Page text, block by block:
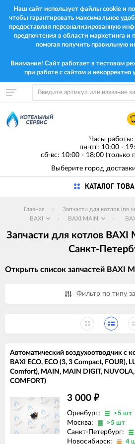
Наш сайт использует файлы cookie и
чтобы гарантировать максимальное
предоставляя персонализированную
предпочтения в области маркетинга и
помогая получить правильную
Внимание! Сайт работает в тестовом
при работе с сайтом и некорректно
Часы работы:
пн-пт: 10:00 -
сб-вс: 10:00 - 18:00 (только
Выберите город
КАТАЛОГ
Главная
Запчасти для котлов (по
BAXI
BAXI MAIN
Запчасти для котлов BAXI
Санкт-
Открыть список запчастей BAXI
Фильтр по типу
Автоматический воздухоотводчик с
BAXI ECO, ECO (3, 3 Compact, FOUR),
Comfort), MAIN, MAIN DIGIT,
COMFORT)
3 000 ₽
Оренбург: >5 шт
Москва: >5 шт
Санкт-Петербург:
Новосибирск: 4